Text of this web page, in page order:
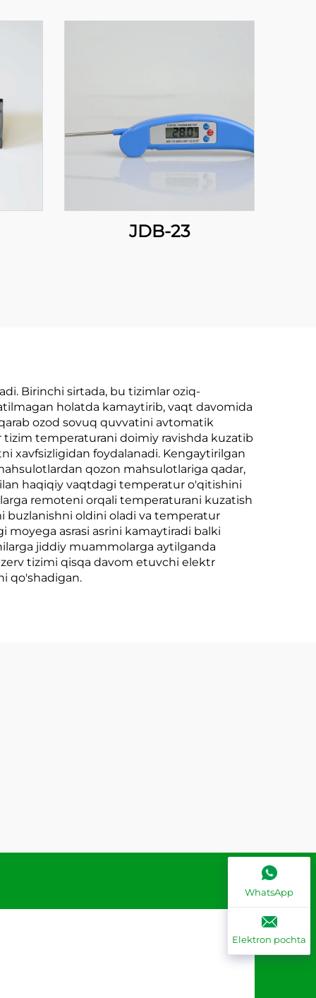
JDB-23
Birinchi sirtada, bu tizimlar oziq-
holatda kamaytirib, vaqt davomida
ozod sovuq quvvatini avtomatik
tizim temperaturani doimiy ravishda kuzatib
xavfsizligidan foydalanadi. Kengaytirilgan
qozon mahsulotlariga qadar,
haqiqiy vaqtdagi temperatur o'qitishini
remoteni orqali temperaturani kuzatish
buzlanishni oldini oladi va temperatur
asrasi asrini kamaytiradi balki
jiddiy muammolarga aytilganda
tizimi qisqa davom etuvchi elektr
qo'shadigan.
WhatsApp
Elektron pochta